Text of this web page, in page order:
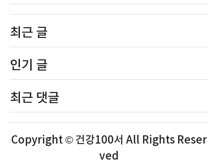
최근 글
인기 글
최근 댓글
Copyright © 건강100서 All Rights Reser
ved